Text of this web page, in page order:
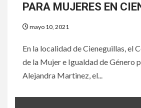
PARA MUJERES EN
mayo 10, 2021
En la localidad de Cieneguillas, el
de la Mujer e Igualdad de Género
Alejandra Martinez, el...